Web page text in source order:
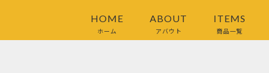
HOME
ホーム
ABOUT
アバウト
ITEMS
商品一覧